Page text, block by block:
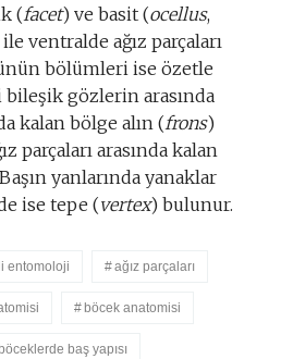
(facet) ve basit (ocellus,
ventralde ağız parçaları
bölümleri ise özetle
bileşik gözlerin arasında
kalan bölge alın (frons)
parçaları arasında kalan
yanlarında yanaklar
ise tepe (vertex) bulunur.
entomoloji ağız parçaları
böcek anatomisi
böceklerde baş yapısı